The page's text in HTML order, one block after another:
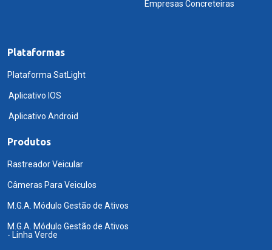
Empresas Concreteiras
Plataformas
Plataforma SatLight
Aplicativo IOS
Aplicativo Android
Produtos
Rastreador Veicular
Câmeras Para Veiculos
M.G.A. Módulo Gestão de Ativos
M.G.A. Módulo Gestão de Ativos
- Linha Verde